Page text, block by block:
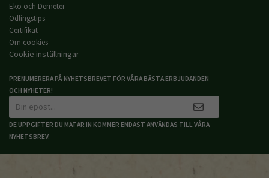
Eko och Demeter
Odlingstips
Certifikat
Om cookies
Cookie inställningar
PRENUMERERA PÅ NYHETSBREVET FÖR VÅRA BÄSTA ERBJUDANDEN
OCH NYHETER!
DE UPPGIFTER DU MATAR IN KOMMER ENDAST ANVÄNDAS TILL VÅRA
NYHETSBREV.